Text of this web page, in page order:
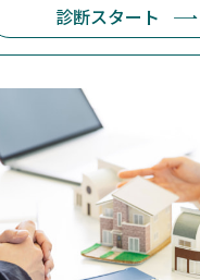
診断スタート